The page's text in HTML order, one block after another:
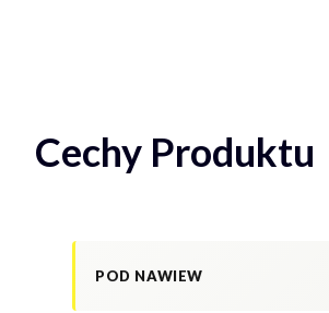
Cechy Produktu
POD NAWIEW